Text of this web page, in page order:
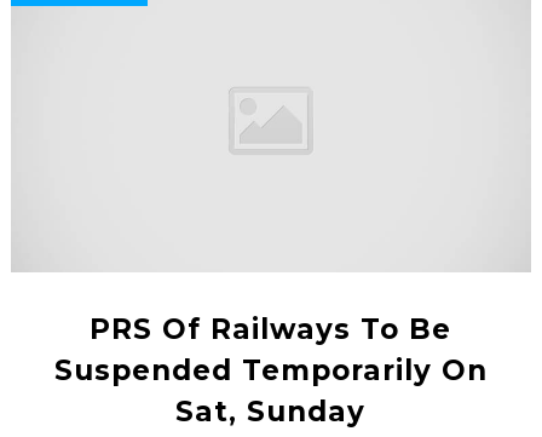
PRS Of Railways To Be
Suspended Temporarily On
Sat, Sunday